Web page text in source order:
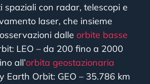
spaziali con radar, telescopi e
laser, che insieme
dalle orbite basse
LEO – da 200 fino a 2000
all’orbita geostazionaria
Earth Orbit: GEO – 35.786 km